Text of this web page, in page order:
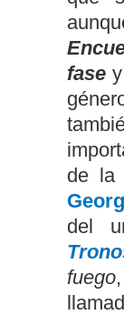
fase
de la
del
fuego